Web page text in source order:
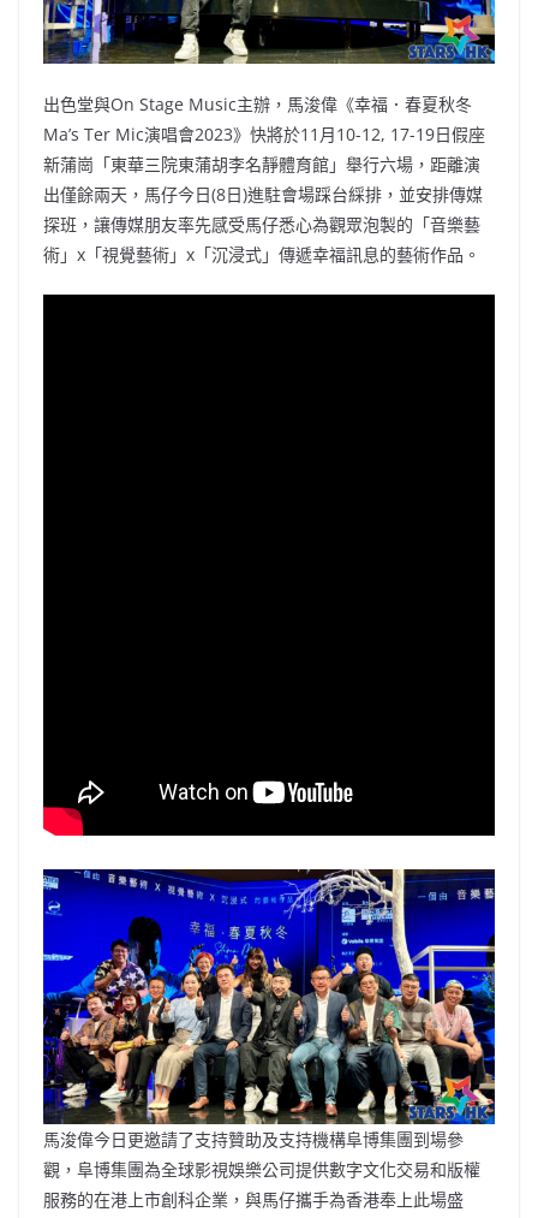
出色堂與On Stage Music主辦，馬浚偉《幸福．春夏秋冬
Ma’s Ter Mic演唱會2023》快將於11月10-12, 17-19日假座
新蒲崗「東華三院東蒲胡李名靜體育館」舉行六場，距離演
出僅餘兩天，馬仔今日(8日)進駐會場踩台綵排，並安排傳媒
探班，讓傳媒朋友率先感受馬仔悉心為觀眾泡製的「音樂藝
術」x「視覺藝術」x「沉浸式」傳遞幸福訊息的藝術作品。
馬浚偉今日更邀請了支持贊助及支持機構阜博集團到場參
觀，阜博集團為全球影視娛樂公司提供數字文化交易和版權
服務的在港上市創科企業，與馬仔攜手為香港奉上此場盛